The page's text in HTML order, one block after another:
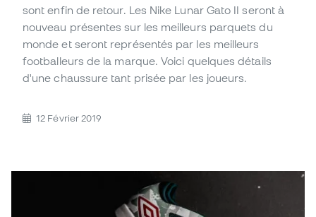
sont enfin de retour. Les Nike Lunar Gato II seront à
nouveau présentes sur les meilleurs parquets du
monde et seront représentés par les meilleurs
footballeurs de la marque. Voici quelques détails
d'une chaussure tant prisée par les joueurs.
12 Février 2019